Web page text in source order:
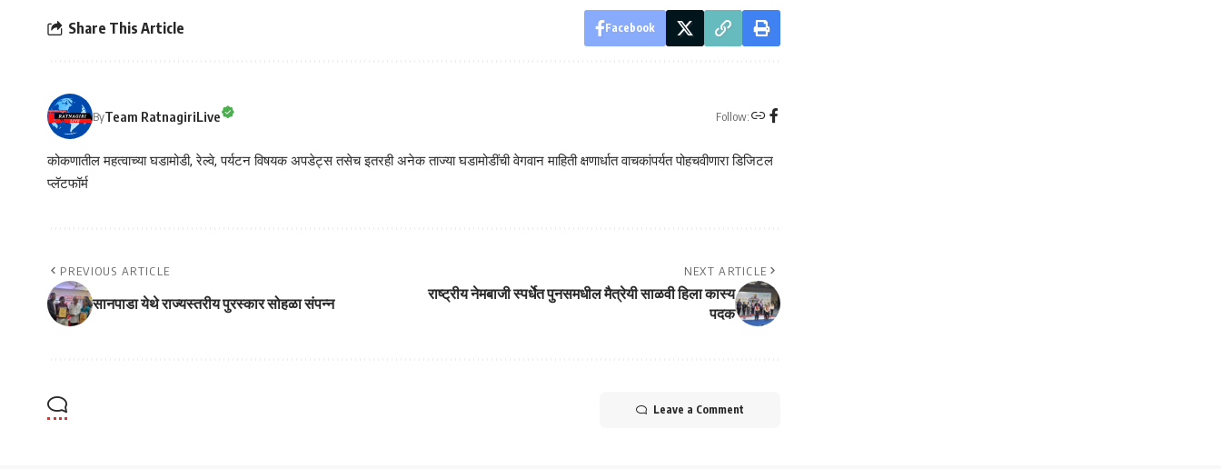
Share This Article Facebook
ByTeam RatnagiriLive Follow:
कोकणातील महत्वाच्या घडामोडी, रेल्वे, पर्यटन विषयक अपडेट्स तसेच इतरही अनेक ताज्या घडामोडींची वेगवान माहिती क्षणार्धात वाचकांपर्यत पोहचवीणारा डिजिटल
प्लॅटफॉर्म
PREVIOUS ARTICLE
सानपाडा येथे राज्यस्तरीय पुरस्कार सोहळा संपन्न
NEXT ARTICLE
राष्ट्रीय नेमबाजी स्पर्धेत पुनसमधील मैत्रेयी साळवी हिला कास्य
पदक
Leave a Comment